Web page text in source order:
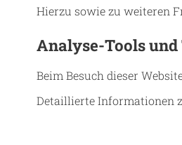
Hierzu sowie zu weiteren
Analyse-Tools
Beim Besuch dieser
Detaillierte Informationen